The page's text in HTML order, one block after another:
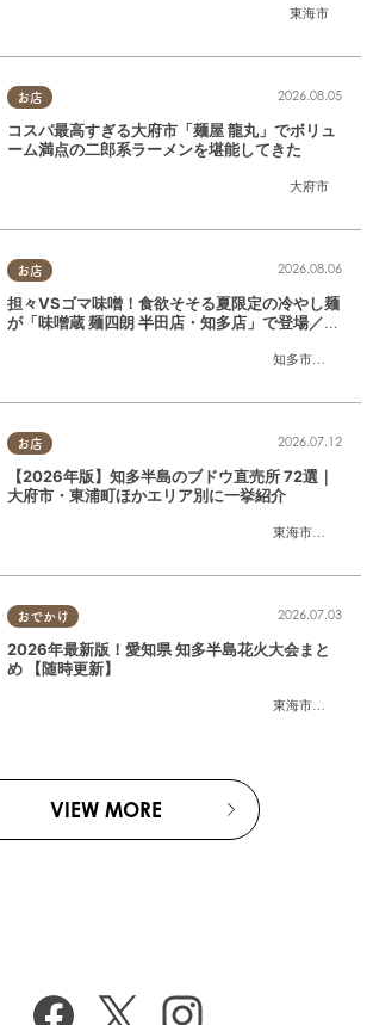
東海市
お店
大府市
2026.08.05
コスパ最高すぎる大府市「麺屋 龍丸」でボリュ
ーム満点の二郎系ラーメンを堪能してきた
お店
知多市半田市
2026.08.06
担々VSゴマ味噌！食欲そそる夏限定の冷やし麺
が「味噌蔵 麺四朗 半田店・知多店」で登場／ち
お店
東海市大府市
2026.07.12
【2026年版】知多半島のブドウ直売所 72選｜
大府市・東浦町ほかエリア別に一挙紹介
おでかけ
東海市大府市
2026.07.03
2026年最新版！愛知県 知多半島花火大会まと
め 【随時更新】
VIEW MORE